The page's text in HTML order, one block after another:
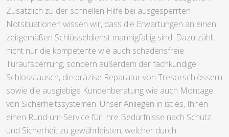
Zusätzlich zu der schnellen Hilfe bei ausgesperrten
Notsituationen wissen wir, dass die Erwartungen an einen
zeitgemäßen Schlüsseldienst mannigfaltig sind. Dazu zählt
nicht nur die kompetente wie auch schadensfreie
Türaufsperrung, sondern außerdem der fachkundige
Schlosstausch, die präzise Reparatur von Tresorschlössern
sowie die ausgiebige Kundenberatung wie auch Montage
von Sicherheitssystemen. Unser Anliegen in ist es, Ihnen
einen Rund-um-Service für Ihre Bedürfnisse nach Schutz
und Sicherheit zu gewährleisten, welcher durch